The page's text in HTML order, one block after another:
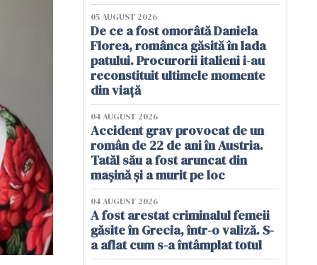
05 AUGUST 2026
De ce a fost omorâtă Daniela
Florea, românca găsită în lada
patului. Procurorii italieni i-au
reconstituit ultimele momente
din viață
04 AUGUST 2026
Accident grav provocat de un
român de 22 de ani în Austria.
Tatăl său a fost aruncat din
mașină și a murit pe loc
04 AUGUST 2026
A fost arestat criminalul femeii
găsite în Grecia, într-o valiză. S-
a aflat cum s-a întâmplat totul